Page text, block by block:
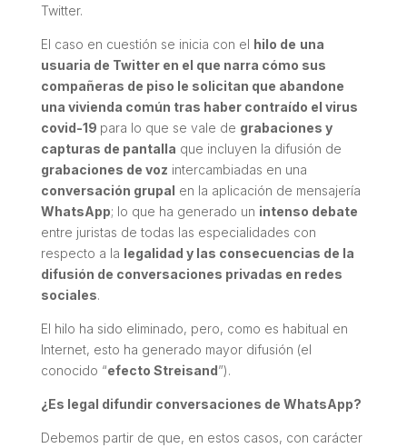
Twitter.
El caso en cuestión se inicia con el hilo de una
usuaria de Twitter en el que narra cómo sus
compañeras de piso le solicitan que abandone
una vivienda común tras haber contraído el virus
covid-19 para lo que se vale de grabaciones y
capturas de pantalla que incluyen la difusión de
grabaciones de voz intercambiadas en una
conversación grupal en la aplicación de mensajería
WhatsApp; lo que ha generado un intenso debate
entre juristas de todas las especialidades con
respecto a la legalidad y las consecuencias de la
difusión de conversaciones privadas en redes
sociales.
El hilo ha sido eliminado, pero, como es habitual en
Internet, esto ha generado mayor difusión (el
conocido “efecto Streisand”).
¿Es legal difundir conversaciones de WhatsApp?
Debemos partir de que, en estos casos, con carácter